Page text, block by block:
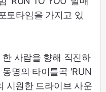
토타임을 가지고 있
사람을 향해 직진하
명의 타이틀곡 'RUN
시원한 드라이브 사운